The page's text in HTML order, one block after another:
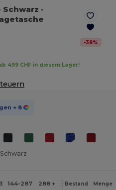
Schwarz -
-38%
499 CHF in diesem Lager!
+ 8
Schwarz
144-287 288 + Mehr
Bestand Menge